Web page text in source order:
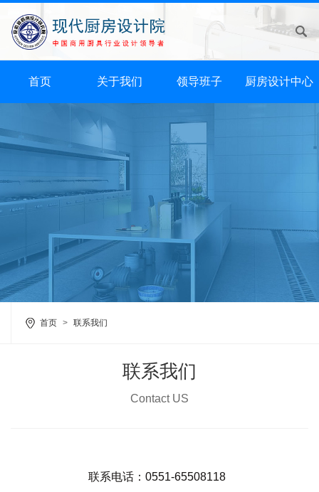
首页 关于我们 领导班子 厨房设计中心
首页 > 联系我们
联系我们
Contact US
联系电话：0551-65508118